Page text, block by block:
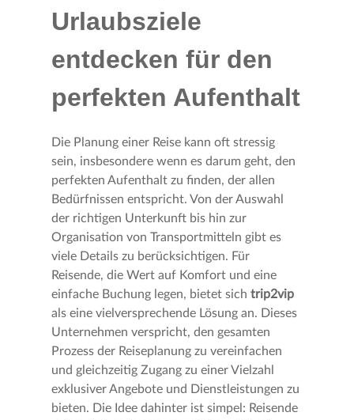
Urlaubsziele
entdecken für den
perfekten Aufenthalt
Die Planung einer Reise kann oft stressig
sein, insbesondere wenn es darum geht, den
perfekten Aufenthalt zu finden, der allen
Bedürfnissen entspricht. Von der Auswahl
der richtigen Unterkunft bis hin zur
Organisation von Transportmitteln gibt es
viele Details zu berücksichtigen. Für
Reisende, die Wert auf Komfort und eine
einfache Buchung legen, bietet sich trip2vip
als eine vielversprechende Lösung an. Dieses
Unternehmen verspricht, den gesamten
Prozess der Reiseplanung zu vereinfachen
und gleichzeitig Zugang zu einer Vielzahl
exklusiver Angebote und Dienstleistungen zu
bieten. Die Idee dahinter ist simpel: Reisende